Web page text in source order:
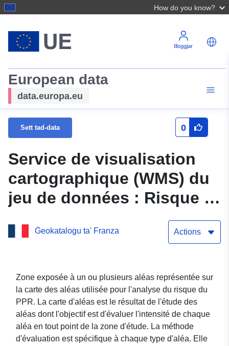
How do you know?
Illoggjar
European data
data.europa.eu
Sett tad-data 0
Service de visualisation
cartographique (WMS) du
jeu de données : Risque -
37DDT20130003 Zone
d'aléa du PPRT de
Ronde)
Ġeokatalogu ta' Franza Actions
Zone exposée à un ou plusieurs aléas représentée sur
la carte des aléas utilisée pour l'analyse du risque du
PPR. La carte d'aléas est le résultat de l'étude des
aléas dont l'objectif est d'évaluer l'intensité de chaque
aléa en tout point de la zone d'étude. La méthode
d'évaluation est spécifique à chaque type d'aléa. Elle